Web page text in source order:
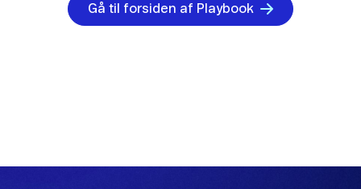
Gå til forsiden af Playbook